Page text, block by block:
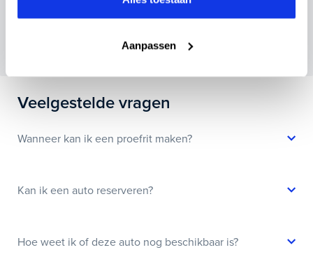
Aanpassen
Wanneer je foto’s meestuurt ontvang je op
Veelgestelde vragen
Wanneer kan ik een proefrit maken?
Kan ik een auto reserveren?
Hoe weet ik of deze auto nog beschikbaar is?